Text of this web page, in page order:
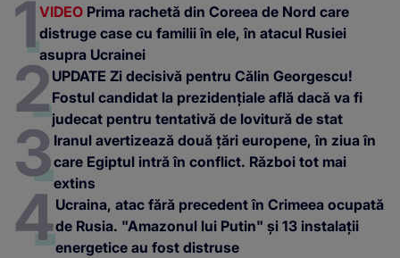
VIDEO Prima rachetă din Coreea de Nord care
distruge case cu familii în ele, în atacul Rusiei
asupra Ucrainei
UPDATE Zi decisivă pentru Călin Georgescu!
Fostul candidat la prezidențiale află dacă va fi
judecat pentru tentativă de lovitură de stat
Iranul avertizează două țări europene, în ziua în
care Egiptul intră în conflict. Război tot mai
extins
Ucraina, atac fără precedent în Crimeea ocupată
de Rusia. "Amazonul lui Putin" și 13 instalații
energetice au fost distruse